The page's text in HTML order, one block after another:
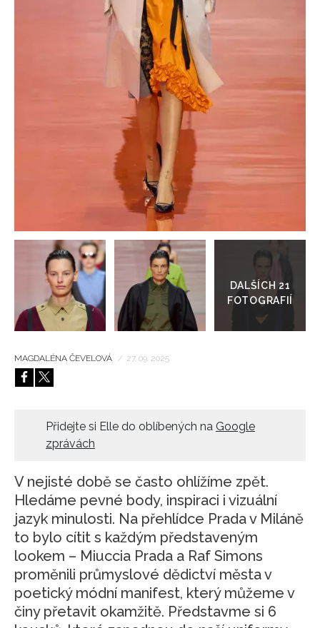
galerie
MAGDALÉNA ČEVELOVÁ / 27. 09. 2025
Přidejte si Elle do oblíbených na Google
zprávách
V nejisté době se často ohlížíme zpět.
Hledáme pevné body, inspiraci i vizuální
jazyk minulosti. Na přehlídce Prada v Miláně
to bylo cítit s každým představeným
lookem – Miuccia Prada a Raf Simons
proměnili průmyslové dědictví města v
poetický módní manifest, který můžeme v
činy přetavit okamžitě. Představme si 6